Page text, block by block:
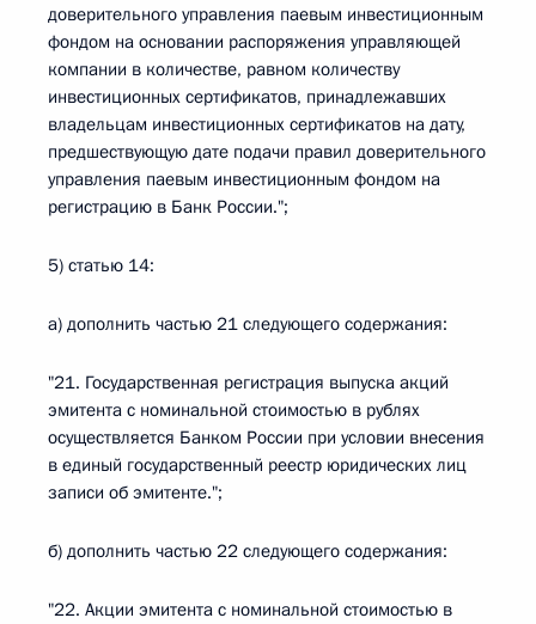
доверительного управления паевым инвестиционным
фондом на основании распоряжения управляющей
компании в количестве, равном количеству
инвестиционных сертификатов, принадлежавших
владельцам инвестиционных сертификатов на дату,
предшествующую дате подачи правил доверительного
управления паевым инвестиционным фондом на
регистрацию в Банк России.";
5) статью 14:
а) дополнить частью 21 следующего содержания:
"21. Государственная регистрация выпуска акций
эмитента с номинальной стоимостью в рублях
осуществляется Банком России при условии внесения
в единый государственный реестр юридических лиц
записи об эмитенте.";
б) дополнить частью 22 следующего содержания:
"22. Акции эмитента с номинальной стоимостью в